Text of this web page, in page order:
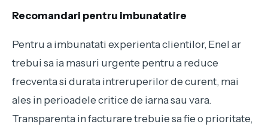
Recomandari pentru imbunatatire
Pentru a imbunatati experienta clientilor, Enel ar
trebui sa ia masuri urgente pentru a reduce
frecventa si durata intreruperilor de curent, mai
ales in perioadele critice de iarna sau vara.
Transparenta in facturare trebuie sa fie o prioritate,